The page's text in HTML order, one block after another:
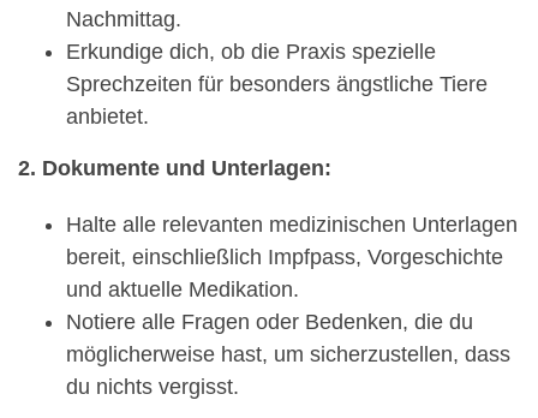
Nachmittag.
Erkundige dich, ob die Praxis spezielle
Sprechzeiten für besonders ängstliche Tiere
anbietet.
2. Dokumente und Unterlagen:
Halte alle relevanten medizinischen Unterlagen
bereit, einschließlich Impfpass, Vorgeschichte
und aktuelle Medikation.
Notiere alle Fragen oder Bedenken, die du
möglicherweise hast, um sicherzustellen, dass
du nichts vergisst.